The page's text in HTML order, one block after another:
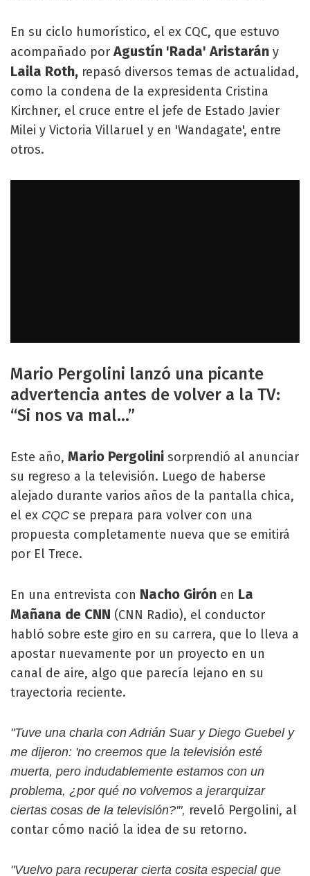
En su ciclo humorístico, el ex CQC, que estuvo
acompañado porAgustín 'Rada' Aristarán y
Laila Roth, repasó diversos temas de actualidad,
como la condena de la expresidenta Cristina
Kirchner, el cruce entre el jefe de Estado Javier
Milei y Victoria Villaruel y en 'Wandagate', entre
otros.
Mario Pergolini lanzó una picante
advertencia antes de volver a la TV:
“Si nos va mal…”
Este año, Mario Pergolini sorprendió al anunciar
su regreso a la televisión. Luego de haberse
alejado durante varios años de la pantalla chica,
el ex CQC se prepara para volver con una
propuesta completamente nueva que se emitirá
por El Trece.
En una entrevista con Nacho Girón en La
Mañana de CNN (CNN Radio), el conductor
habló sobre este giro en su carrera, que lo lleva a
apostar nuevamente por un proyecto en un
canal de aire, algo que parecía lejano en su
trayectoria reciente.
"Tuve una charla con Adrián Suar y Diego Guebel y
me dijeron: 'no creemos que la televisión esté
muerta, pero indudablemente estamos con un
problema, ¿por qué no volvemos a jerarquizar
ciertas cosas de la televisión?'", reveló Pergolini, al
contar cómo nació la idea de su retorno.
"Vuelvo para recuperar cierta cosita especial que